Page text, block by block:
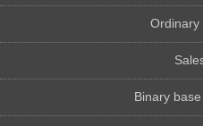
Ordinary
Binary